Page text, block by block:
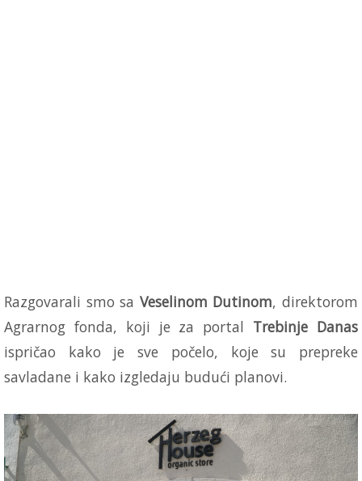
Razgovarali smo sa Veselinom Dutinom, direktorom
Agrarnog fonda, koji je za portal Trebinje Danas
ispričao kako je sve počelo, koje su prepreke
savladane i kako izgledaju budući planovi.